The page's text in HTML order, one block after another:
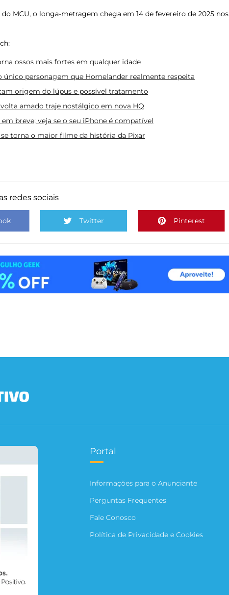
MCU, o longa-metragem chega em 14 de fevereiro de 2025 nos
ossos mais fortes em qualquer idade
único personagem que Homelander realmente respeita
origem do lúpus e possível tratamento
amado traje nostálgico em nova HQ
em breve; veja se o seu iPhone é compatível
torna o maior filme da história da Pixar
redes sociais
Twitter Pinterest
Portal
Informações para o Anunciante
Perguntas Frequentes
Fale Conosco
Política de Privacidade e Cookies